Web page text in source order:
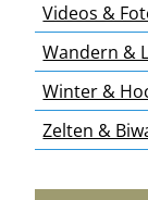
Videos &
Wandern &
Winter &
Zelten &